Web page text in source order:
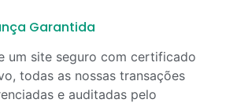
Garantida
um site seguro com certificado
todas as nossas transações
e auditadas pelo